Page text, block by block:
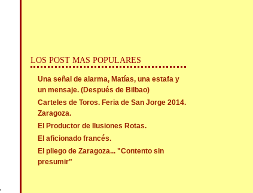
LOS POST MAS POPULARES
Una señal de alarma, Matías, una estafa y
un mensaje. (Después de Bilbao)
Carteles de Toros. Feria de San Jorge 2014.
Zaragoza.
El Productor de Ilusiones Rotas.
El aficionado francés.
El pliego de Zaragoza... "Contento sin
presumir"